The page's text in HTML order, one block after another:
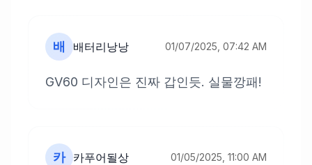
배 배터리낭낭 01/07/2025, 07:42 AM
GV60 디자인은 진짜 갑인듯. 실물깡패!
카 카푸어될상 01/05/2025, 11:00 AM